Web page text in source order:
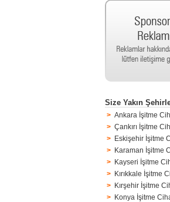
Size Yakın
> Ankara İşitme
> Çankırı İşitme
>
Eskişehir İşitme
>
Karaman İşitme
>
Kayseri İşitme
>
Kırıkkale İşitme
>
Kırşehir İşitme
>
Konya İşitme